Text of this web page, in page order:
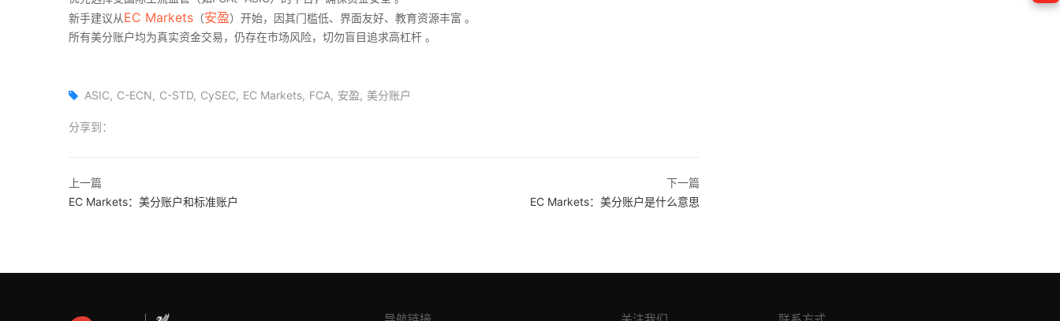
新手建议从EC Markets （安盈）开始，因其门槛低、界面友好、教育资源丰富 。
所有美分账户均为真实资金交易，仍存在市场风险，切勿盲目追求高杠杆 。
ASIC C-ECN C-STD CySEC EC Markets FCA 安盈 美分账户
分享到：
上一篇
EC Markets：美分账户和标准账户
下一篇
EC Markets：美分账户是什么意思